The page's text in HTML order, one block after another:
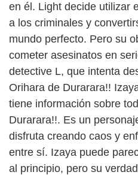
en él. Light decide utilizar
a los criminales y
mundo perfecto. Pero su
cometer asesinatos en
detective L, que intenta
Orihara de Durarara!!
tiene información sobre
Durarara!!. Es un
disfruta creando caos y
entre sí. Izaya puede
al principio, pero su